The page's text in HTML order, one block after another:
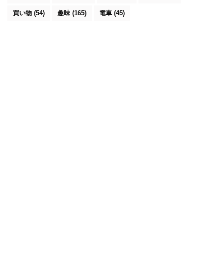
買い物 (54) 趣味(165) 電車 (45)